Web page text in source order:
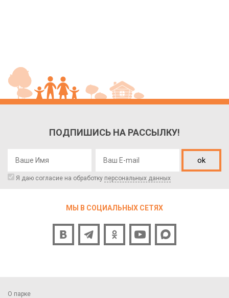
ПОДПИШИСЬ НА РАССЫЛКУ!
ok
Я даю согласие на обработку персональных данных
МЫ В СОЦИАЛЬНЫХ СЕТЯХ
О парке